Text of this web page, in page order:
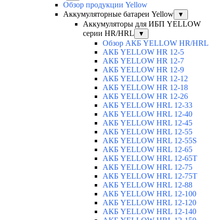
Обзор продукции Yellow
Аккумуляторные батареи Yellow
▼
Аккумуляторы для ИБП YELLOW
серии HR/HRL
▼
Обзор АКБ YELLOW HR/HRL
АКБ YELLOW HR 12-5
АКБ YELLOW HR 12-7
АКБ YELLOW HR 12-9
АКБ YELLOW HR 12-12
АКБ YELLOW HR 12-18
АКБ YELLOW HR 12-26
АКБ YELLOW HRL 12-33
АКБ YELLOW HRL 12-40
АКБ YELLOW HRL 12-45
АКБ YELLOW HRL 12-55
АКБ YELLOW HRL 12-55S
АКБ YELLOW HRL 12-65
АКБ YELLOW HRL 12-65T
АКБ YELLOW HRL 12-75
АКБ YELLOW HRL 12-75Т
АКБ YELLOW HRL 12-88
АКБ YELLOW HRL 12-100
АКБ YELLOW HRL 12-120
АКБ YELLOW HRL 12-140